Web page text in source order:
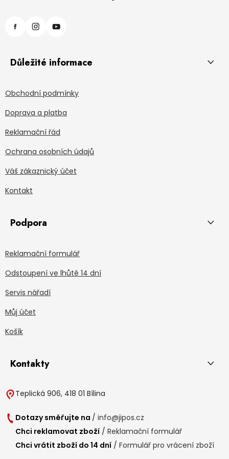
Důležité informace
Obchodní podmínky
Doprava a platba
Reklamační řád
Ochrana osobních údajů
Váš zákaznický účet
Kontakt
Podpora
Reklamační formulář
Odstoupení ve lhůtě 14 dní
Servis nářadí
Můj účet
Košík
Kontakty
Teplická 906, 418 01 Bílina
Dotazy směřujte na / info@jipos.cz
Chci reklamovat zboží / Reklamační formulář
Chci vrátit zboží do 14 dní / Formulář pro vrácení zboží